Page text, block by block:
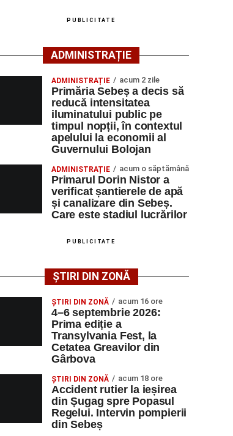
PUBLICITATE
ADMINISTRAȚIE
ADMINISTRAȚIE acum 2 zile
Primăria Sebeș a decis să
reducă intensitatea
iluminatului public pe
timpul nopții, în contextul
apelului la economii al
Guvernului Bolojan
ADMINISTRAȚIE acum o săptămână
Primarul Dorin Nistor a
verificat șantierele de apă
și canalizare din Sebeș.
Care este stadiul lucrărilor
PUBLICITATE
ȘTIRI DIN ZONĂ
ȘTIRI DIN ZONĂ acum 16 ore
4–6 septembrie 2026:
Prima ediție a
Transylvania Fest, la
Cetatea Greavilor din
Gârbova
ȘTIRI DIN ZONĂ acum 18 ore
Accident rutier la ieșirea
din Șugag spre Popasul
Regelui. Intervin pompierii
din Sebeș